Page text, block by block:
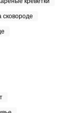
сковороде